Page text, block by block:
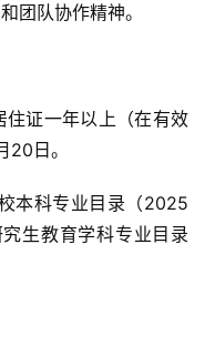
团队协作精神。
住证一年以上（在有效
日。
本科专业目录（2025
生教育学科专业目录